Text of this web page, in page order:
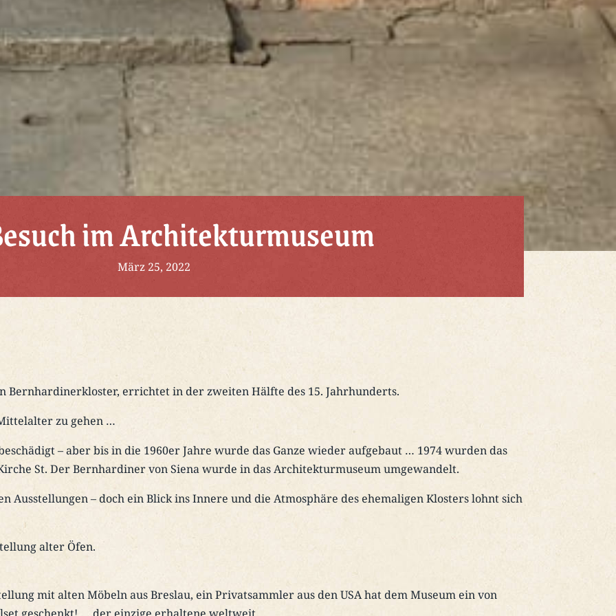
im Architekturmuseum
März 25, 2022
Bernhardinerkloster, errichtet in der zweiten Hälfte des 15. Jahrhunderts.
zu gehen …
– aber bis in die 1960er Jahre wurde das Ganze wieder aufgebaut … 1974 wurden das
St. Der Bernhardiner von Siena wurde in das Architekturmuseum umgewandelt.
Ausstellungen – doch ein Blick ins Innere und die Atmosphäre des ehemaligen Klosters lohnt sich
alter Öfen.
mit alten Möbeln aus Breslau, ein Privatsammler aus den USA hat dem Museum ein von